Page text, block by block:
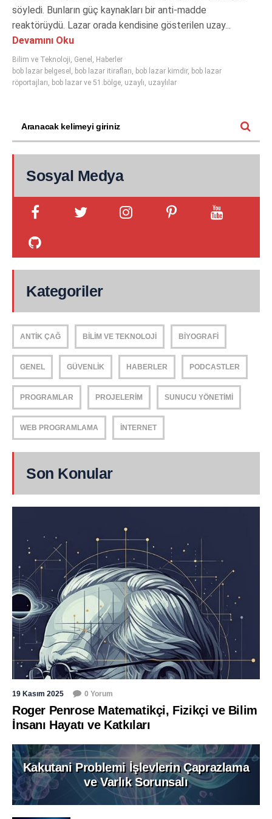
söyledi. Bunların güç kaynakları bir anti-madde
reaktörüydü. Lazar orada kendisine gösterilen uzay...
Devamını Oku
Bilim ve Teknoloji, Genel , Haberler
bob lazar belgesel , bob lazar itirafları, bob lazar kimdir, bob lazar
röportajları, bob lazar ve 51.bölge, uzaylı, uzaylılar
Sosyal Medya
Kategoriler
ANTIK ÇAĞ BILIM VE TEKNOLOJI BIYOGRAFI
GENEL GÜVENLIK HABERLER PODCASTLER
PROGRAMLAR PROJELERIM SUNUCU YÖNETIMI
WEB PROGRAMLAMA İNTERNET
Son Konular
19 Kasım 2025 0 Yorum
Roger Penrose Matematikçi, Fizikçi ve Bilim
İnsanı Hayatı ve Katkıları
Kakutani Problemi İşlevlerin Çaprazlama
ve Varlık Sorunsalı